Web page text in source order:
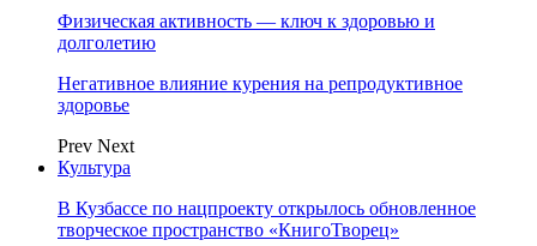
Физическая активность — ключ к здоровью и
долголетию
Негативное влияние курения на репродуктивное
здоровье
Prev Next
Культура
В Кузбассе по нацпроекту открылось обновленное
творческое пространство «КнигоТворец»